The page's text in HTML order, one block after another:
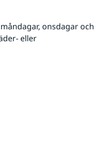
onsdagar och
eller